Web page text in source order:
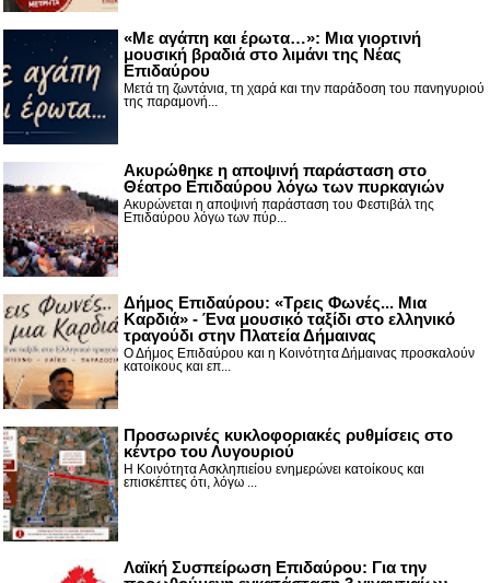
«Με αγάπη και έρωτα…»: Μια γιορτινή
μουσική βραδιά στο λιμάνι της Νέας
Επιδαύρου
Μετά τη ζωντάνια, τη χαρά και την παράδοση του πανηγυριού
της παραμονή...
Ακυρώθηκε η αποψινή παράσταση στο
Θέατρο Επιδαύρου λόγω των πυρκαγιών
Ακυρώνεται η αποψινή παράσταση του Φεστιβάλ της
Επιδαύρου λόγω των πύρ...
Δήμος Επιδαύρου: «Τρεις Φωνές... Μια
Καρδιά» - Ένα μουσικό ταξίδι στο ελληνικό
τραγούδι στην Πλατεία Δήμαινας
Ο Δήμος Επιδαύρου και η Κοινότητα Δήμαινας προσκαλούν
κατοίκους και επ...
Προσωρινές κυκλοφοριακές ρυθμίσεις στο
κέντρο του Λυγουριού
Η Κοινότητα Ασκληπιείου ενημερώνει κατοίκους και
επισκέπτες ότι, λόγω ...
Λαϊκή Συσπείρωση Επιδαύρου: Για την